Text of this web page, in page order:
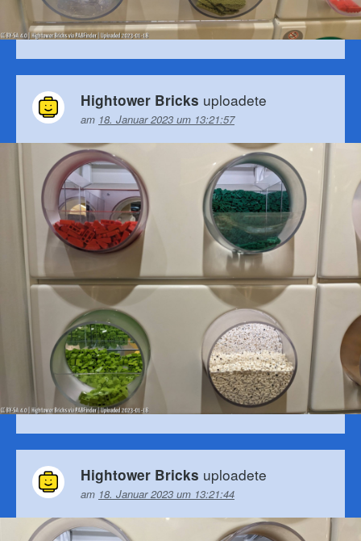
Hightower Bricks uploadete
am 18. Januar 2023 um 13:21:57
Hightower Bricks uploadete
am 18. Januar 2023 um 13:21:44